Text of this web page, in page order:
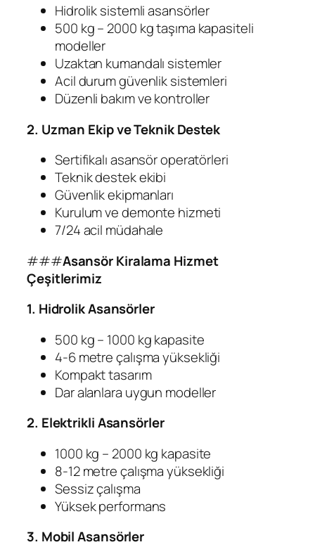
Hidrolik sistemli asansörler
500 kg – 2000 kg taşıma kapasiteli
modeller
Uzaktan kumandalı sistemler
Acil durum güvenlik sistemleri
Düzenli bakım ve kontroller
2. Uzman Ekip ve Teknik Destek
Sertifikalı asansör operatörleri
Teknik destek ekibi
Güvenlik ekipmanları
Kurulum ve demonte hizmeti
7/24 acil müdahale
###Asansör Kiralama Hizmet
Çeşitlerimiz
1. Hidrolik Asansörler
500 kg – 1000 kg kapasite
4-6 metre çalışma yüksekliği
Kompakt tasarım
Dar alanlara uygun modeller
2. Elektrikli Asansörler
1000 kg – 2000 kg kapasite
8-12 metre çalışma yüksekliği
Sessiz çalışma
Yüksek performans
3. Mobil Asansörler